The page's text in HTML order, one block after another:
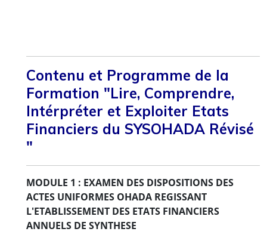
Contenu et Programme de la
Formation "Lire, Comprendre,
Intérpréter et Exploiter Etats
Financiers du SYSOHADA Révisé
"
MODULE 1 : EXAMEN DES DISPOSITIONS DES
ACTES UNIFORMES OHADA REGISSANT
L'ETABLISSEMENT DES ETATS FINANCIERS
ANNUELS DE SYNTHESE